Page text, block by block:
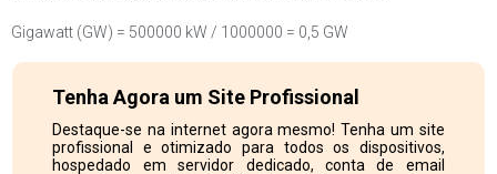
Gigawatt (GW) = 500000 kW / 1000000 = 0,5 GW
Tenha Agora um Site Profissional
Destaque-se na internet agora mesmo! Tenha um site
profissional e otimizado para todos os dispositivos,
hospedado em servidor dedicado, conta de email